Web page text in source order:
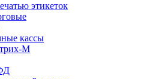
этикеток
кассы
М